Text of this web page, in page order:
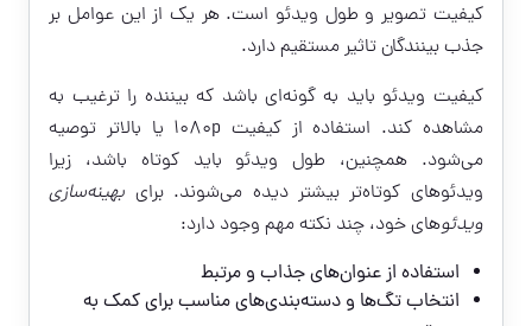
کیفیت تصویر و طول ویدئو است. هر یک از این عوامل بر
جذب بینندگان تاثیر مستقیم دارد.
کیفیت ویدئو باید به گونه‌ای باشد که بیننده را ترغیب به
مشاهده کند. استفاده از کیفیت 1080p یا بالاتر توصیه
می‌شود. همچنین، طول ویدئو باید کوتاه باشد، زیرا
ویدئوهای کوتاه‌تر بیشتر دیده می‌شوند. برای بهینه‌سازی
ویدئوهای خود، چند نکته مهم وجود دارد:
استفاده از عنوان‌های جذاب و مرتبط
انتخاب تگ‌ها و دسته‌بندی‌های مناسب برای کمک به